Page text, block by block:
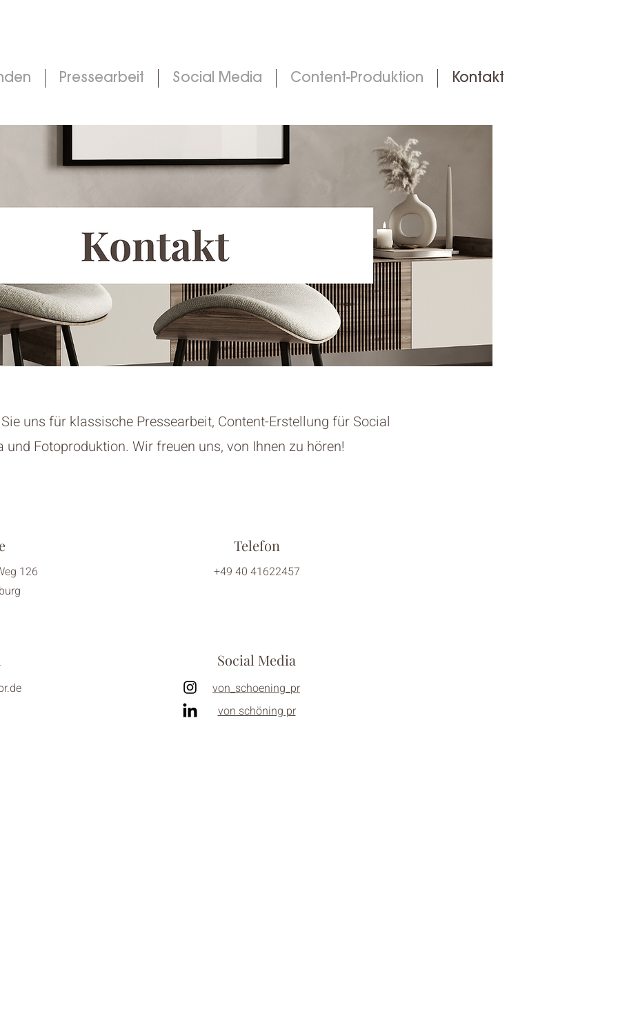
Pressearbeit Social Media Content-Produktion Kontakt
uns für klassische Pressearbeit, Content-Erstellung für Social
und Fotoproduktion. Wir freuen uns, von Ihnen zu hören!
126
Telefon
+49 40 41622457
Social Media
von_schoening_pr
von schöning pr